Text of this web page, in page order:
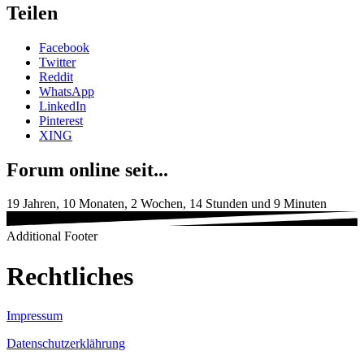
Teilen
Facebook
Twitter
Reddit
WhatsApp
LinkedIn
Pinterest
XING
Forum online seit...
19 Jahren, 10 Monaten, 2 Wochen, 14 Stunden und 9 Minuten
Additional Footer
Rechtliches
Impressum
Datenschutzerklährung